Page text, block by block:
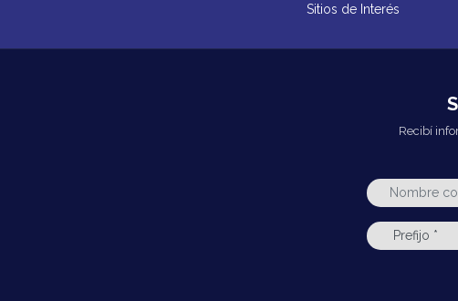
Sitios de Interés
Recibí